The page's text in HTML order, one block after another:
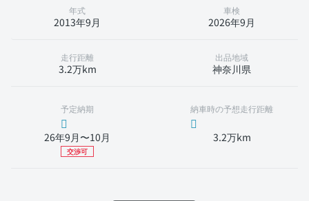
年式
2013年9月
車検
2026年9月
走行距離
3.2万km
出品地域
神奈川県
予定納期
26年9月〜10月
交渉可
納車時の予想走行距離
3.2万km